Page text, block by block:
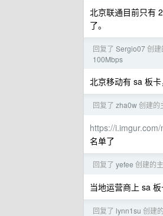
北京联通目前只有
了。
回复了 Sergio07创建
100Mbps
北京移动有 sa 板
回复了 zha0w创建的
https://
名单了
回复了 yefee 创建的
当地运营商上 sa
回复了 lynn1su 创建